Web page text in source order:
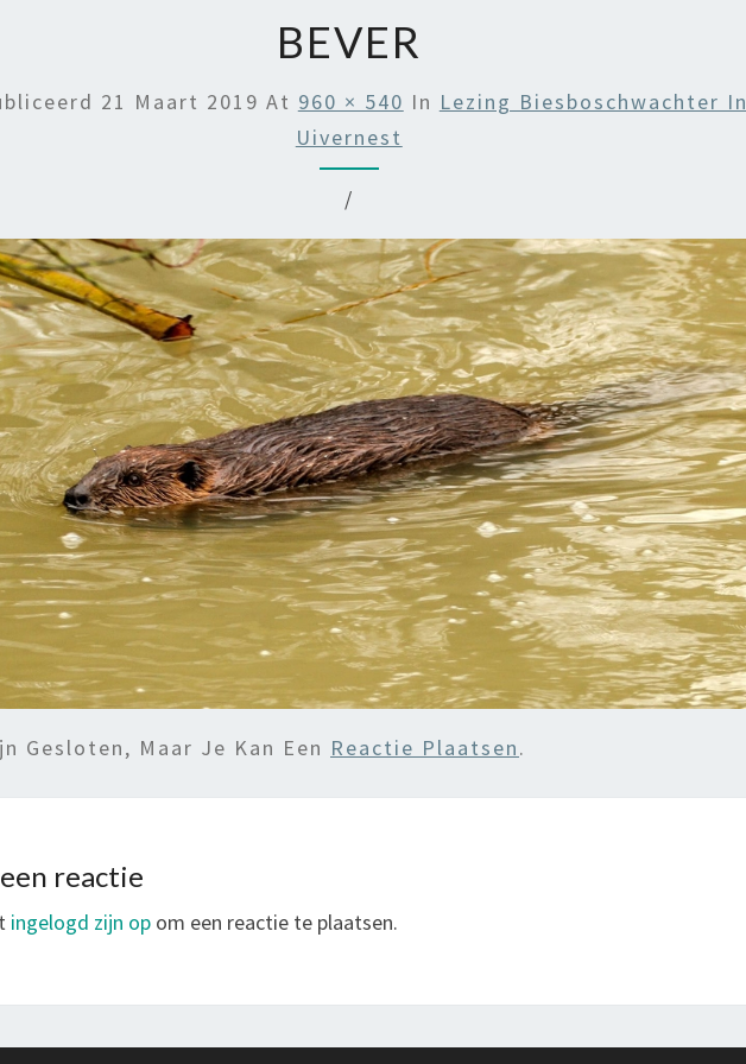
BEVER
21 Maart 2019 At 960 × 540 In Lezing Biesboschwachter In
Uivernest
/
Gesloten, Maar Je Kan Een Reactie Plaatsen.
reactie
ingelogd zijn op om een reactie te plaatsen.